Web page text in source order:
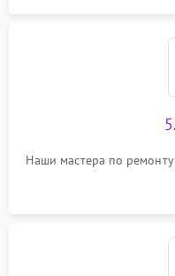
Наши мастера по